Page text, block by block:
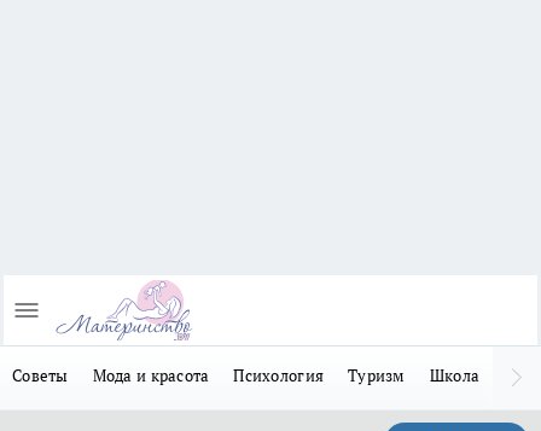
Советы Мода и красота Психология Туризм Школа